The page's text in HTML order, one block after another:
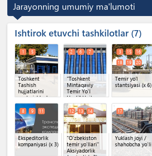
Jarayonning umumiy ma'lumoti
Ishtirok etuvchi tashkilotlar 7
Toshkent
Tashish
hujjatlarini
qayta ishlash
bo'yicha
texnologik
markazi
(TechPD)
(x 2)
1 5
"Toshkent
Mintaqaviy
Temir Yo'l
Uzeli" Unitar
korxonasi
O'zbekiston
Temir Yo'llari
AJ(x 3)
2 6 7
Temir yoʻl
stantsiyasi(x 6)
3 15
16
18
19 20
Ekspeditorlik
kompaniyasi (x 3)
8 9 11
"O‘zbekiston
temir yo‘llari"
Aksiyadorlik
12 13 14
Yuklash joyi /
shahobcha yo'li
17